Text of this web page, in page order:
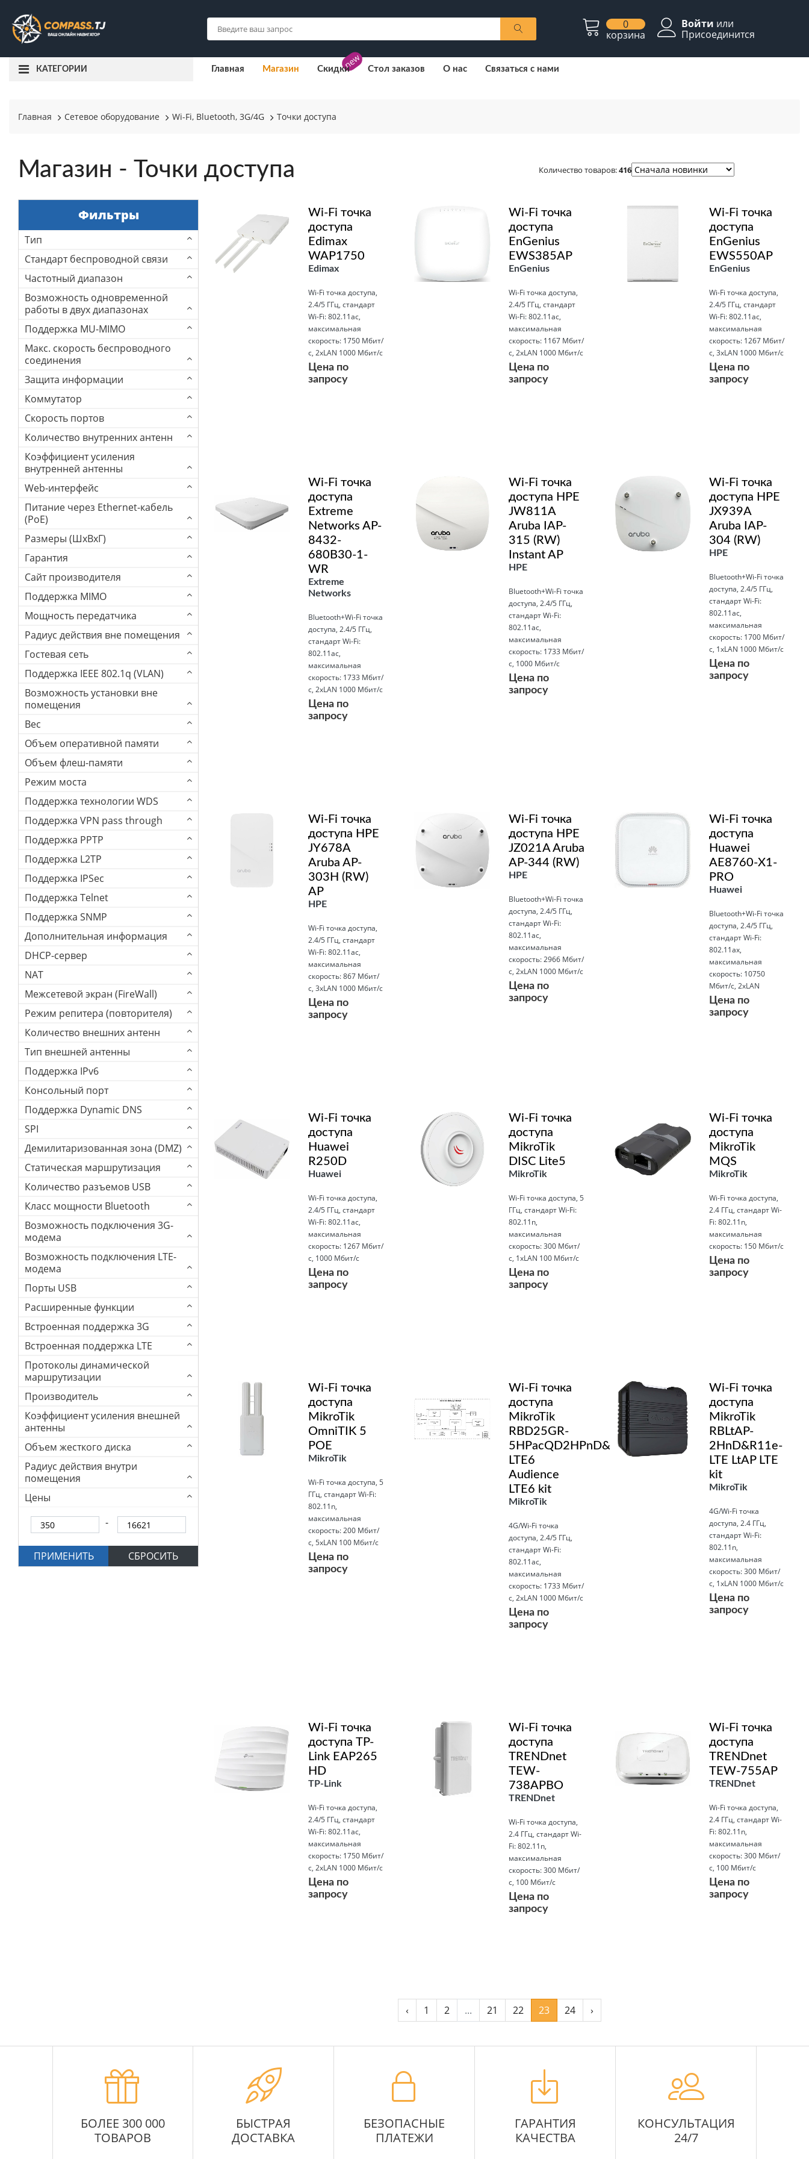
0
корзина
Войти или
Присоединится
КАТЕГОРИИ Главная Магазин new
Скидки Стол заказов О нас Связаться с нами
Главная Сетевое оборудование Wi-Fi, Bluetooth, 3G/4G Точки доступа
Магазин - Точки доступа Количество товаров:416
Фильтры
Тип
Стандарт беспроводной связи
Частотный диапазон
Возможность одновременной
работы в двух диапазонах
Поддержка MU-MIMO
Макс. скорость беспроводного
соединения
Защита информации
Коммутатор
Скорость портов
Количество внутренних антенн
Коэффициент усиления
внутренней антенны
Web-интерфейс
Питание через Ethernet-кабель
(PoE)
Размеры (ШхВхГ)
Гарантия
Сайт производителя
Поддержка MIMO
Мощность передатчика
Радиус действия вне помещения
Гостевая сеть
Поддержка IEEE 802.1q (VLAN)
Возможность установки вне
помещения
Вес
Объем оперативной памяти
Объем флеш-памяти
Режим моста
Поддержка технологии WDS
Поддержка VPN pass through
Поддержка PPTP
Поддержка L2TP
Поддержка IPSec
Поддержка Telnet
Поддержка SNMP
Дополнительная информация
DHCP-сервер
NAT
Межсетевой экран (FireWall)
Режим репитера (повторителя)
Количество внешних антенн
Тип внешней антенны
Поддержка IPv6
Консольный порт
Поддержка Dynamic DNS
SPI
Демилитаризованная зона (DMZ)
Статическая маршрутизация
Количество разъемов USB
Класс мощности Bluetooth
Возможность подключения 3G-
модема
Возможность подключения LTE-
модема
Порты USB
Расширенные функции
Встроенная поддержка 3G
Встроенная поддержка LTE
Протоколы динамической
маршрутизации
Производитель
Коэффициент усиления внешней
антенны
Объем жесткого диска
Радиус действия внутри
помещения
Цены
ПРИМЕНИТЬ СБРОСИТЬ
Wi-Fi точка
доступа
Edimax
WAP1750
Edimax
Wi-Fi точка доступа,
2.4/5 ГГц, стандарт
Wi-Fi: 802.11ac,
максимальная
скорость: 1750 Мбит/
с, 2xLAN 1000 Мбит/с
Цена по
запросу
Wi-Fi точка
доступа
EnGenius
EWS385AP
EnGenius
Wi-Fi точка доступа,
2.4/5 ГГц, стандарт
Wi-Fi: 802.11ac,
максимальная
скорость: 1167 Мбит/
с, 2xLAN 1000 Мбит/с
Цена по
запросу
Wi-Fi точка
доступа
EnGenius
EWS550AP
EnGenius
Wi-Fi точка доступа,
2.4/5 ГГц, стандарт
Wi-Fi: 802.11ac,
максимальная
скорость: 1267 Мбит/
с, 3xLAN 1000 Мбит/с
Цена по
запросу
Wi-Fi точка
доступа
Extreme
Networks AP-
8432-
680B30-1-
WR
Extreme
Networks
Bluetooth+Wi-Fi точка
доступа, 2.4/5 ГГц,
стандарт Wi-Fi:
802.11ac,
максимальная
скорость: 1733 Мбит/
с, 2xLAN 1000 Мбит/с
Цена по
запросу
Wi-Fi точка
доступа HPE
JW811A
Aruba IAP-
315 (RW)
Instant AP
HPE
Bluetooth+Wi-Fi точка
доступа, 2.4/5 ГГц,
стандарт Wi-Fi:
802.11ac,
максимальная
скорость: 1733 Мбит/
с, 1000 Мбит/с
Цена по
запросу
Wi-Fi точка
доступа HPE
JX939A
Aruba IAP-
304 (RW)
HPE
Bluetooth+Wi-Fi точка
доступа, 2.4/5 ГГц,
стандарт Wi-Fi:
802.11ac,
максимальная
скорость: 1700 Мбит/
с, 1xLAN 1000 Мбит/с
Цена по
запросу
Wi-Fi точка
доступа HPE
JY678A
Aruba AP-
303H (RW)
AP
HPE
Wi-Fi точка доступа,
2.4/5 ГГц, стандарт
Wi-Fi: 802.11ac,
максимальная
скорость: 867 Мбит/
с, 3xLAN 1000 Мбит/с
Цена по
запросу
Wi-Fi точка
доступа HPE
JZ021A Aruba
AP-344 (RW)
HPE
Bluetooth+Wi-Fi точка
доступа, 2.4/5 ГГц,
стандарт Wi-Fi:
802.11ac,
максимальная
скорость: 2966 Мбит/
с, 2xLAN 1000 Мбит/с
Цена по
запросу
Wi-Fi точка
доступа
Huawei
AE8760-X1-
PRO
Huawei
Bluetooth+Wi-Fi точка
доступа, 2.4/5 ГГц,
стандарт Wi-Fi:
802.11ax,
максимальная
скорость: 10750
Мбит/с, 2xLAN
Цена по
запросу
Wi-Fi точка
доступа
Huawei
R250D
Huawei
Wi-Fi точка доступа,
2.4/5 ГГц, стандарт
Wi-Fi: 802.11ac,
максимальная
скорость: 1267 Мбит/
с, 1000 Мбит/с
Цена по
запросу
Wi-Fi точка
доступа
MikroTik
DISC Lite5
MikroTik
Wi-Fi точка доступа, 5
ГГц, стандарт Wi-Fi:
802.11n,
максимальная
скорость: 300 Мбит/
с, 1xLAN 100 Мбит/с
Цена по
запросу
Wi-Fi точка
доступа
MikroTik
MQS
MikroTik
Wi-Fi точка доступа,
2.4 ГГц, стандарт Wi-
Fi: 802.11n,
максимальная
скорость: 150 Мбит/с
Цена по
запросу
Wi-Fi точка
доступа
MikroTik
OmniTIK 5
POE
MikroTik
Wi-Fi точка доступа, 5
ГГц, стандарт Wi-Fi:
802.11n,
максимальная
скорость: 200 Мбит/
с, 5xLAN 100 Мбит/с
Цена по
запросу
Wi-Fi точка
доступа
MikroTik
RBD25GR-
5HPacQD2HPnD&R11e-
LTE6
Audience
LTE6 kit
MikroTik
4G/Wi-Fi точка
доступа, 2.4/5 ГГц,
стандарт Wi-Fi:
802.11ac,
максимальная
скорость: 1733 Мбит/
с, 2xLAN 1000 Мбит/с
Цена по
запросу
Wi-Fi точка
доступа
MikroTik
RBLtAP-
2HnD&R11e-
LTE LtAP LTE
kit
MikroTik
4G/Wi-Fi точка
доступа, 2.4 ГГц,
стандарт Wi-Fi:
802.11n,
максимальная
скорость: 300 Мбит/
с, 1xLAN 1000 Мбит/с
Цена по
запросу
Wi-Fi точка
доступа TP-
Link EAP265
HD
TP-Link
Wi-Fi точка доступа,
2.4/5 ГГц, стандарт
Wi-Fi: 802.11ac,
максимальная
скорость: 1750 Мбит/
с, 2xLAN 1000 Мбит/с
Цена по
запросу
Wi-Fi точка
доступа
TRENDnet
TEW-
738APBO
TRENDnet
Wi-Fi точка доступа,
2.4 ГГц, стандарт Wi-
Fi: 802.11n,
максимальная
скорость: 300 Мбит/
с, 100 Мбит/с
Цена по
запросу
Wi-Fi точка
доступа
TRENDnet
TEW-755AP
TRENDnet
Wi-Fi точка доступа,
2.4 ГГц, стандарт Wi-
Fi: 802.11n,
максимальная
скорость: 300 Мбит/
с, 100 Мбит/с
Цена по
запросу
‹ 1 2 ... 21 22 23 24 ›
БОЛЕЕ 300 000
ТОВАРОВ
БЫСТРАЯ
ДОСТАВКА
БЕЗОПАСНЫЕ
ПЛАТЕЖИ
ГАРАНТИЯ
КАЧЕСТВА
КОНСУЛЬТАЦИЯ
24/7